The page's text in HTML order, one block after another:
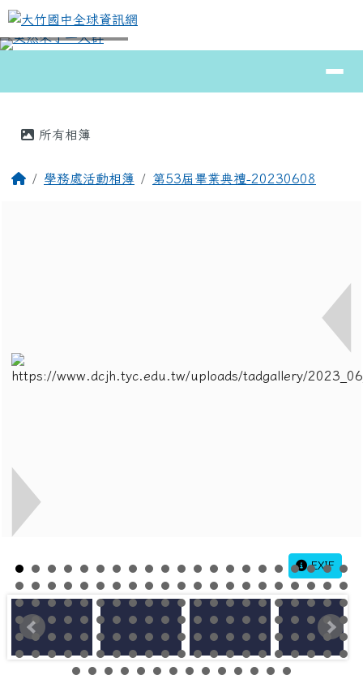
跳至主內容區
大竹國中全球資訊網
⏸
所有相簿
回首頁學務處活動相簿 第53屆畢業典禮-20230608
EXIF